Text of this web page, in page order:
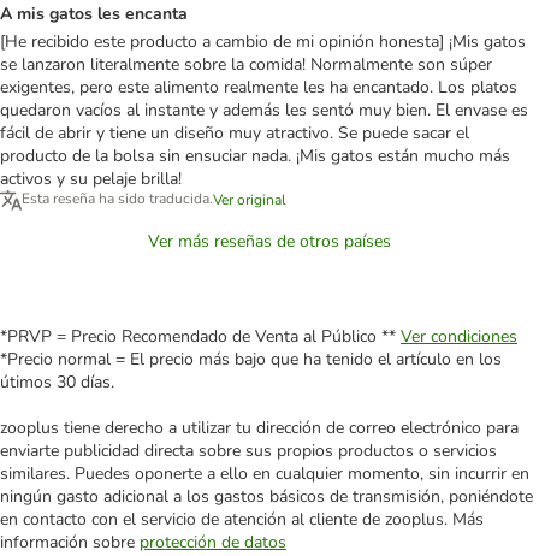
A mis gatos les encanta
[He recibido este producto a cambio de mi opinión honesta] ¡Mis gatos
se lanzaron literalmente sobre la comida! Normalmente son súper
exigentes, pero este alimento realmente les ha encantado. Los platos
quedaron vacíos al instante y además les sentó muy bien. El envase es
fácil de abrir y tiene un diseño muy atractivo. Se puede sacar el
producto de la bolsa sin ensuciar nada. ¡Mis gatos están mucho más
activos y su pelaje brilla!
Esta reseña ha sido traducida.Ver original
Ver más reseñas de otros países
*PRVP = Precio Recomendado de Venta al Público ** Ver condiciones
*Precio normal = El precio más bajo que ha tenido el artículo en los
útimos 30 días.
zooplus tiene derecho a utilizar tu dirección de correo electrónico para
enviarte publicidad directa sobre sus propios productos o servicios
similares. Puedes oponerte a ello en cualquier momento, sin incurrir en
ningún gasto adicional a los gastos básicos de transmisión, poniéndote
en contacto con el servicio de atención al cliente de zooplus. Más
información sobre protección de datos